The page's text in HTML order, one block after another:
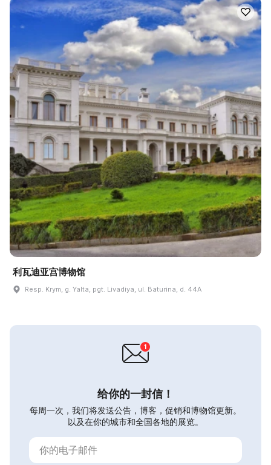
利瓦迪亚宫博物馆
Resp. Krym, g. Yalta, pgt. Livadiya, ul. Baturina, d. 44A
给你的一封信！
每周一次，我们将发送公告，博客，促销和博物馆更新。
以及在你的城市和全国各地的展览。